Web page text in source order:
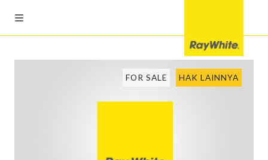
FOR SALE HAK LAINNYA